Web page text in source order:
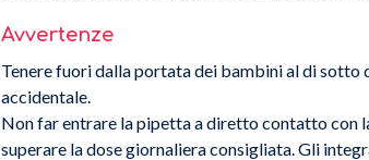
Avvertenze
Tenere fuori dalla portata dei bambini al di sotto
accidentale.
Non far entrare la pipetta a diretto contatto con
superare la dose giornaliera consigliata. Gli